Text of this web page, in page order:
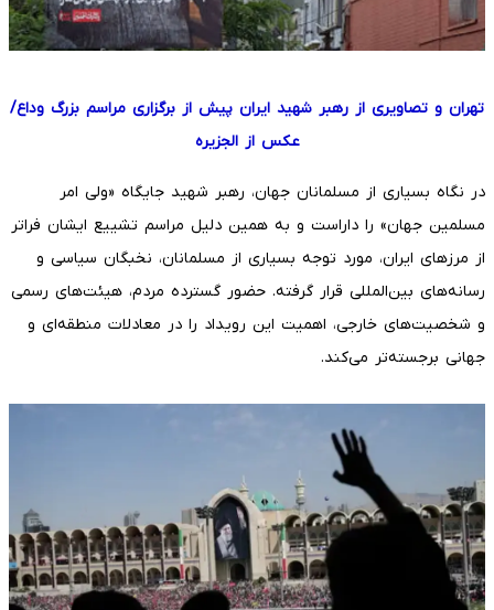
تهران و تصاویری از رهبر شهید ایران پیش از برگزاری مراسم بزرگ وداع/
عکس از الجزیره
در نگاه بسیاری از مسلمانان جهان، رهبر شهید جایگاه «ولی امر
مسلمین جهان» را داراست و به همین دلیل مراسم تشییع ایشان فراتر
از مرزهای ایران، مورد توجه بسیاری از مسلمانان، نخبگان سیاسی و
رسانه‌های بین‌المللی قرار گرفته. حضور گسترده مردم، هیئت‌های رسمی
و شخصیت‌های خارجی، اهمیت این رویداد را در معادلات منطقه‌ای و
جهانی برجسته‌تر می‌کند.